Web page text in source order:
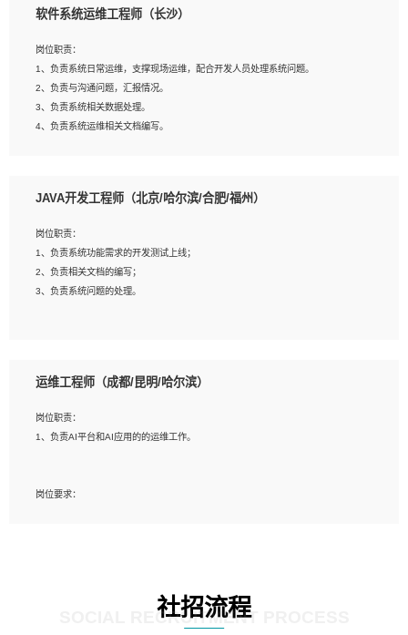
1、3年以上运营或解决方案的工作经验。
征，可独立提出完整的优化方案,并推动方案执行达成结果；熟练使用PPT、
WORD、EXCEL等办公软件；
3、深入理解公司各项AI产品和技术信息；具有较强的文档编写能力，能独立撰写
PPT、方案建议书等，面试时需携带个人制作的专业PPT文件进行展示。
软件系统运维工程师（长沙）
岗位职责：
1、负责系统日常运维，支撑现场运维，配合开发人员处理系统问题。
2、负责与沟通问题，汇报情况。
3、负责系统相关数据处理。
4、负责系统运维相关文档编写。
岗位要求：
2、精通linux命令。
3、熟悉oracle、mysql 数据库。
4、善于沟通，具有良好的团队合作精神和协作能力。
5、必须有实际的生产环境系统维护经验。
JAVA开发工程师（北京/哈尔滨/合肥/福州）
岗位职责：
1、负责系统功能需求的开发测试上线；
2、负责相关文档的编写；
3、负责系统问题的处理。
2、熟悉linux命令；
4、熟练使用oracle、mysql进行开发；
5、熟悉流程开发如使用activiti；
运维工程师（成都/昆明/哈尔滨）
岗位职责：
1、负责AI平台和AI应用的的运维工作。
岗位要求：
4、掌握DevOps思想、方法和流程。Jenkins工具使用；
5、掌握常见中间件配置与优化，如mysql、nginx等；
社招流程
SOCIAL RECRUITMENT PROCESS